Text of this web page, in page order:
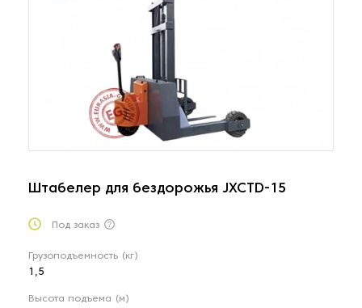
Штабелер для бездорожья JXCTD-15
Под заказ
Грузоподъемность (кг)
1,5
Высота подъема (м)